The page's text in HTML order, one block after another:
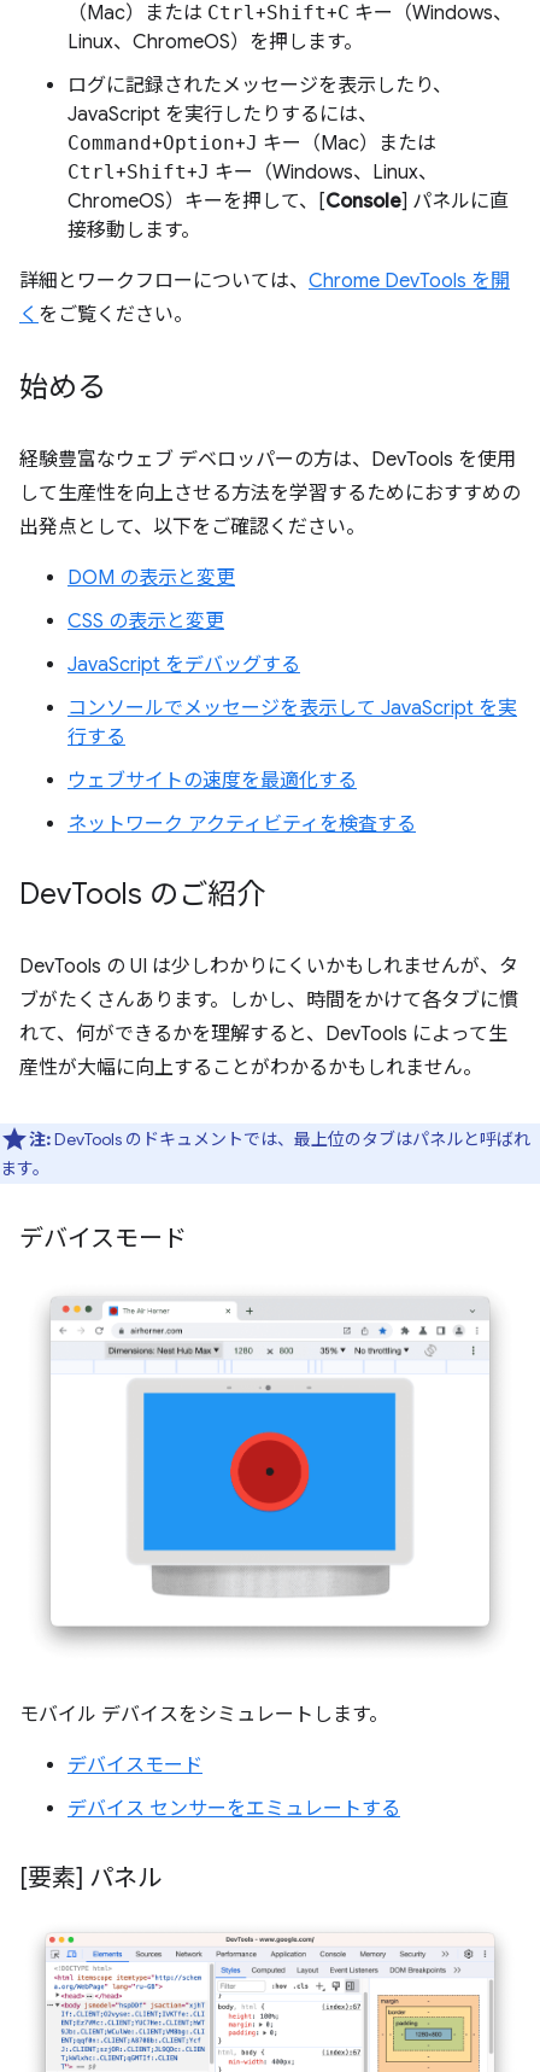
（Mac）または Ctrl+Shift+C キー（Windows、
Linux、ChromeOS）を押します。
ログに記録されたメッセージを表示したり、
JavaScript を実行したりするには、
Command+Option+J キー（Mac）または
Ctrl+Shift+J キー（Windows、Linux、
ChromeOS）キーを押して、[Console] パネルに直
接移動します。
詳細とワークフローについては、 Chrome DevTools を開
く をご覧ください。
始める
経験豊富なウェブ デベロッパーの方は、DevTools を使用
して生産性を向上させる方法を学習するためにおすすめの
出発点として、以下をご確認ください。
DOM の表示と変更
CSS の表示と変更
JavaScript をデバッグする
コンソールでメッセージを表示して JavaScript を実
行する
ウェブサイトの速度を最適化する
ネットワーク アクティビティを検査する
DevTools のご紹介
DevTools の UI は少しわかりにくいかもしれませんが、タ
ブがたくさんあります。しかし、時間をかけて各タブに慣
れて、何ができるかを理解すると、DevTools によって生
産性が大幅に向上することがわかるかもしれません。
注:DevTools のドキュメントでは、最上位のタブはパネルと呼ばれ
ます。
デバイスモード
モバイル デバイスをシミュレートします。
デバイスモード
デバイス センサーをエミュレートする
[要素] パネル